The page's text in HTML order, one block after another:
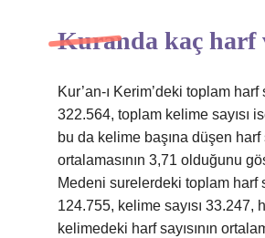
Kuranda kaç harf
Kur’an-ı Kerim’deki toplam harf
322.564, toplam kelime sayısı
bu da kelime başına düşen harf
ortalamasının 3,71 olduğunu
Medeni surelerdeki toplam harf
124.755, kelime sayısı 33.247,
kelimedeki harf sayısının